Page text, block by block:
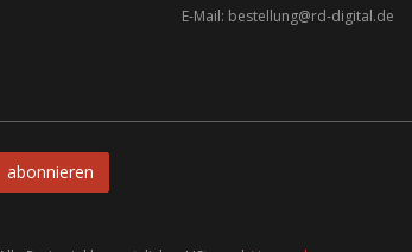
E-Mail: bestellung@rd-digital.de
abonnieren